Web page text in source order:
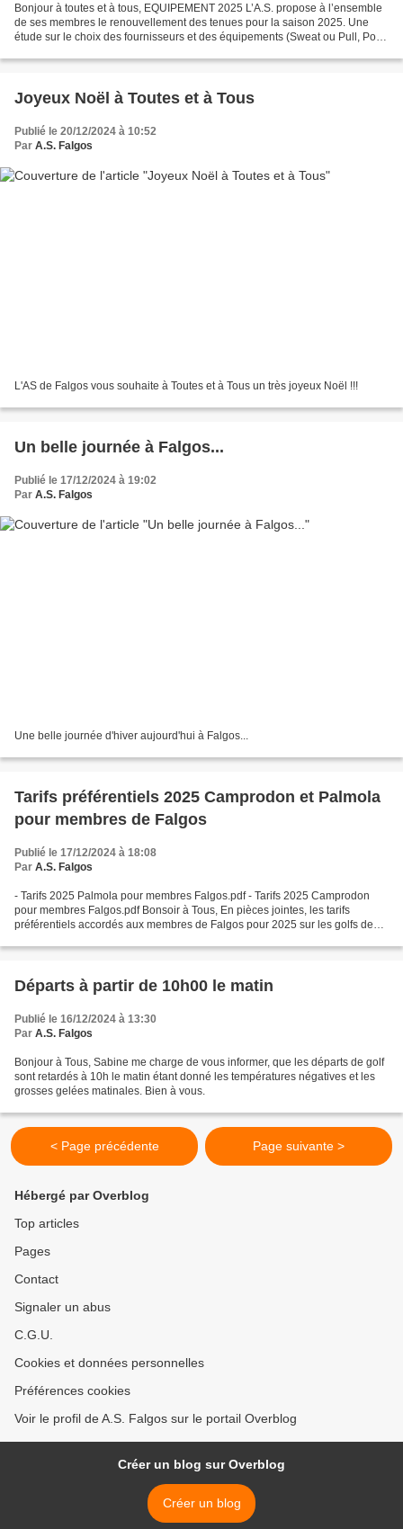
Bonjour à toutes et à tous, EQUIPEMENT 2025 L’A.S. propose à l’ensemble
de ses membres le renouvellement des tenues pour la saison 2025. Une
étude sur le choix des fournisseurs et des équipements (Sweat ou Pull, Polo)
Joyeux Noël à Toutes et à Tous
Publié le 20/12/2024 à 10:52
Par A.S. Falgos
L'AS de Falgos vous souhaite à Toutes et à Tous un très joyeux Noël !!!
Un belle journée à Falgos...
Publié le 17/12/2024 à 19:02
Par A.S. Falgos
Une belle journée d'hiver aujourd'hui à Falgos...
Tarifs préférentiels 2025 Camprodon et Palmola
pour membres de Falgos
Publié le 17/12/2024 à 18:08
Par A.S. Falgos
- Tarifs 2025 Palmola pour membres Falgos.pdf - Tarifs 2025 Camprodon
pour membres Falgos.pdf Bonsoir à Tous, En pièces jointes, les tarifs
préférentiels accordés aux membres de Falgos pour 2025 sur les golfs de
Départs à partir de 10h00 le matin
Publié le 16/12/2024 à 13:30
Par A.S. Falgos
Bonjour à Tous, Sabine me charge de vous informer, que les départs de golf
sont retardés à 10h le matin étant donné les températures négatives et les
grosses gelées matinales. Bien à vous.
< Page précédente Page suivante >
Hébergé par Overblog
Top articles
Pages
Contact
Signaler un abus
C.G.U.
Cookies et données personnelles
Préférences cookies
Voir le profil de A.S. Falgos sur le portail Overblog
Créer un blog sur Overblog
Créer un blog